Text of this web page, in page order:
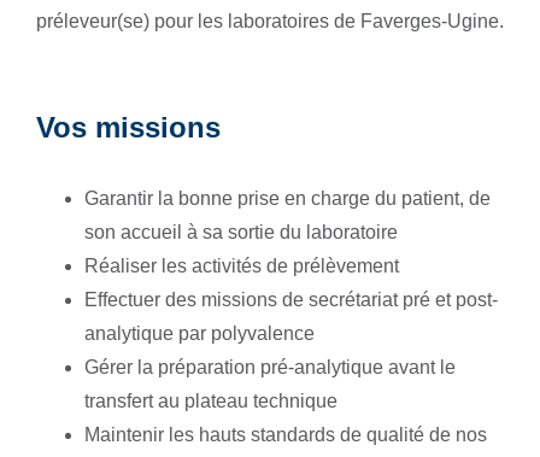
préleveur(se) pour les laboratoires de Faverges-Ugine.
Vos missions
Garantir la bonne prise en charge du patient, de
son accueil à sa sortie du laboratoire
Réaliser les activités de prélèvement
Effectuer des missions de secrétariat pré et post-
analytique par polyvalence
Gérer la préparation pré-analytique avant le
transfert au plateau technique
Maintenir les hauts standards de qualité de nos